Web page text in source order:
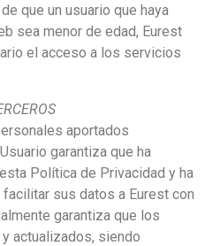
que un usuario que haya
sea menor de edad, Eurest
el acceso a los servicios
aportados
garantiza que ha
Política de Privacidad y ha
sus datos a Eurest con
garantiza que los
actualizados, siendo